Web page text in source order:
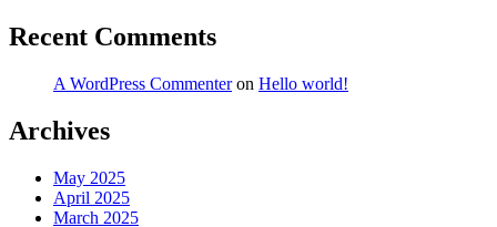
Recent Comments
A WordPress Commenteron Hello world!
Archives
May 2025
April 2025
March 2025